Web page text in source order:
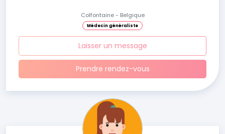
Colfontaine - Belgique
Médecin généraliste
Laisser un message
Prendre rendez-vous